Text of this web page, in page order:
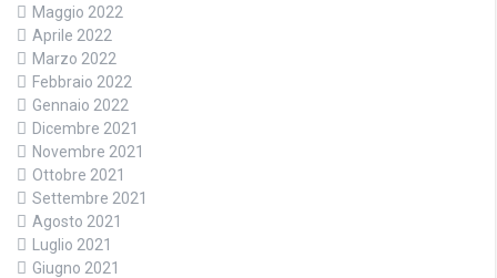
Maggio 2022
Aprile 2022
Marzo 2022
Febbraio 2022
Gennaio 2022
Dicembre 2021
Novembre 2021
Ottobre 2021
Settembre 2021
Agosto 2021
Luglio 2021
Giugno 2021